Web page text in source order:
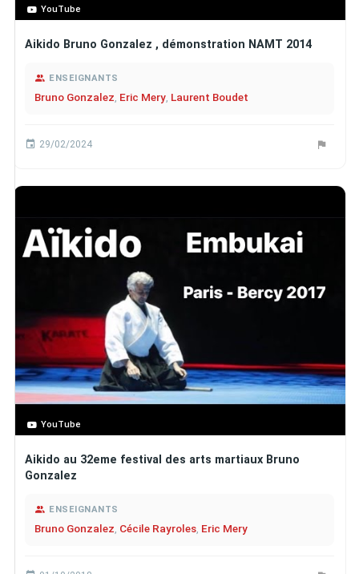
YouTube
Aikido Bruno Gonzalez , démonstration NAMT 2014
ENSEIGNANTS
Bruno Gonzalez, Eric Mery, Laurent Boudet
29/02/2024
YouTube
Aikido au 32eme festival des arts martiaux Bruno
Gonzalez
ENSEIGNANTS
Bruno Gonzalez, Cécile Rayroles, Eric Mery